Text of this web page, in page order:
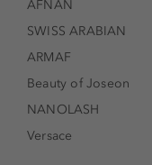
AFNAN
SWISS ARABIAN
ARMAF
Beauty of Joseon
NANOLASH
Versace